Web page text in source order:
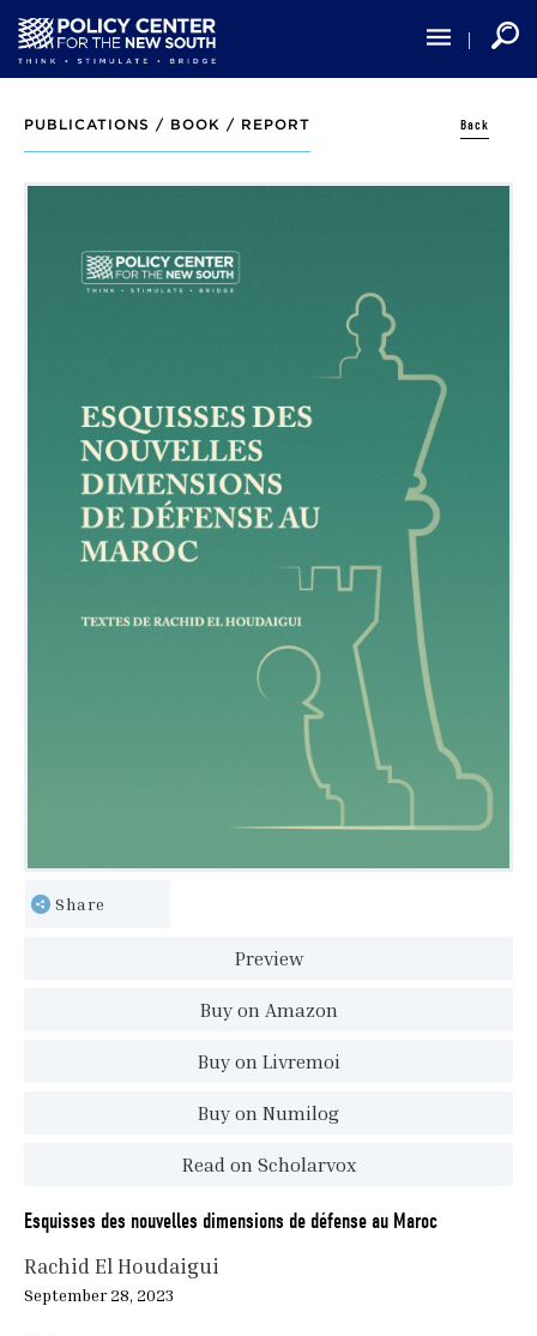
main
content
PUBLICATIONS / BOOK / REPORT Back
Share
Preview
Buy on Amazon
Buy on Livremoi
Buy on Numilog
Read on Scholarvox
Esquisses des nouvelles dimensions de défense au Maroc
Rachid El Houdaigui
September 28, 2023